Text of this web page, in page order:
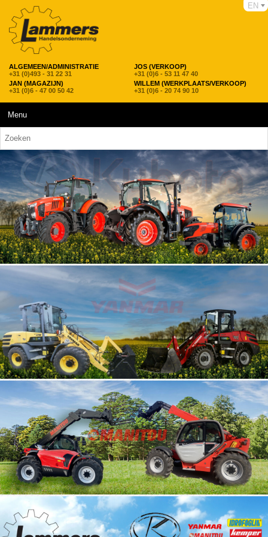
ALGEMEEN/ADMINISTRATIE
+31 (0)493 - 31 22 31
JOS (VERKOOP)
+31 (0)6 - 53 11 47 40
JAN (MAGAZIJN)
+31 (0)6 - 47 00 50 42
WILLEM (WERKPLAATS/VERKOOP)
+31 (0)6 - 20 74 90 10
EN
Menu